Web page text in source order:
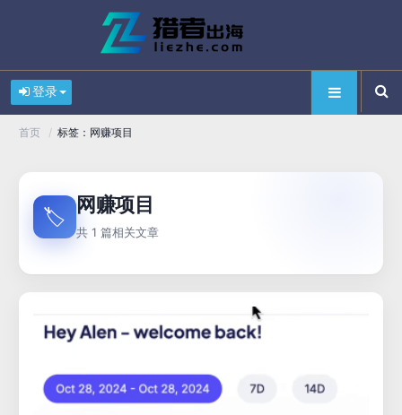
登录
首页 / 标签：网赚项目
🏷️
网赚项目
共 1 篇相关文章